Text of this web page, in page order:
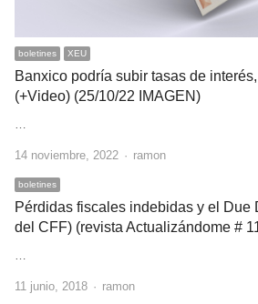
boletines XEU
Banxico podría subir tasas de
(+Video) (25/10/22 IMAGEN)
14 noviembre, 2022 Author
ramon
boletines
Pérdidas fiscales indebidas y el Due
del CFF) (revista Actualizándome #
11 junio, 2018 Author
ramon